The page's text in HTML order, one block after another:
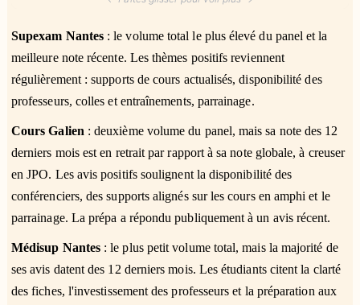
Supexam Nantes : le volume total le plus élevé du panel et la
meilleure note récente. Les thèmes positifs reviennent
régulièrement : supports de cours actualisés, disponibilité des
professeurs, colles et entraînements, parrainage.
Cours Galien : deuxième volume du panel, mais sa note des 12
derniers mois est en retrait par rapport à sa note globale, à creuser
en JPO. Les avis positifs soulignent la disponibilité des
conférenciers, des supports alignés sur les cours en amphi et le
parrainage. La prépa a répondu publiquement à un avis récent.
Médisup Nantes : le plus petit volume total, mais la majorité de
ses avis datent des 12 derniers mois. Les étudiants citent la clarté
des fiches, l'investissement des professeurs et la préparation aux